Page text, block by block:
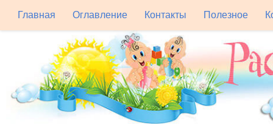
Главная Оглавление Контакты Полезное